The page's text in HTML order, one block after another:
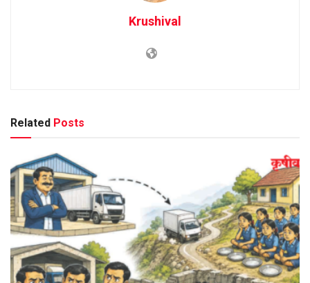
Krushival
Related Posts